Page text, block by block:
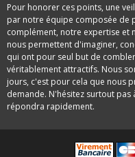
Pour honorer ces points, une
par notre équipe composée de
complément, notre expertise et
nous permettent d'imaginer,
qui ont pour seul but de
véritablement attractifs. Nous
jours, c'est pour cela que nous
demande. N'hésitez surtout
répondra rapidement.